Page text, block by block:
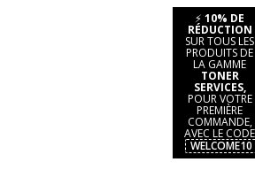
⚡ 10% DE
RÉDUCTION
SUR TOUS LES
PRODUITS DE
LA GAMME
TONER
SERVICES,
POUR VOTRE
PREMIÈRE
COMMANDE,
AVEC LE CODE
WELCOME10